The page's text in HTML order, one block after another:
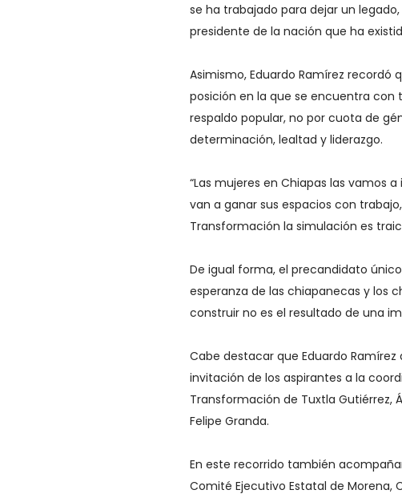
se ha trabajado para dejar un
presidente de la nación que ha
Asimismo, Eduardo Ramírez recordó
posición en la que se encuentra con
respaldo popular, no por cuota de
determinación, lealtad y liderazgo.
“Las mujeres en Chiapas las vamos
van a ganar sus espacios con
Transformación la simulación es
De igual forma, el precandidato
esperanza de las chiapanecas y los
construir no es el resultado de una
Cabe destacar que Eduardo
invitación de los aspirantes a la
Transformación de Tuxtla Gutiérrez,
Felipe Granda.
En este recorrido también
Comité Ejecutivo Estatal de Morena,